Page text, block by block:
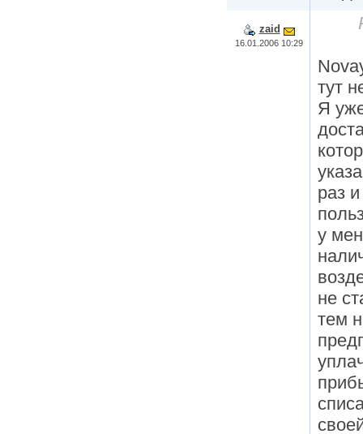
zaid
16.01.2006 10:29
тут
Я
раз
у
не
тем